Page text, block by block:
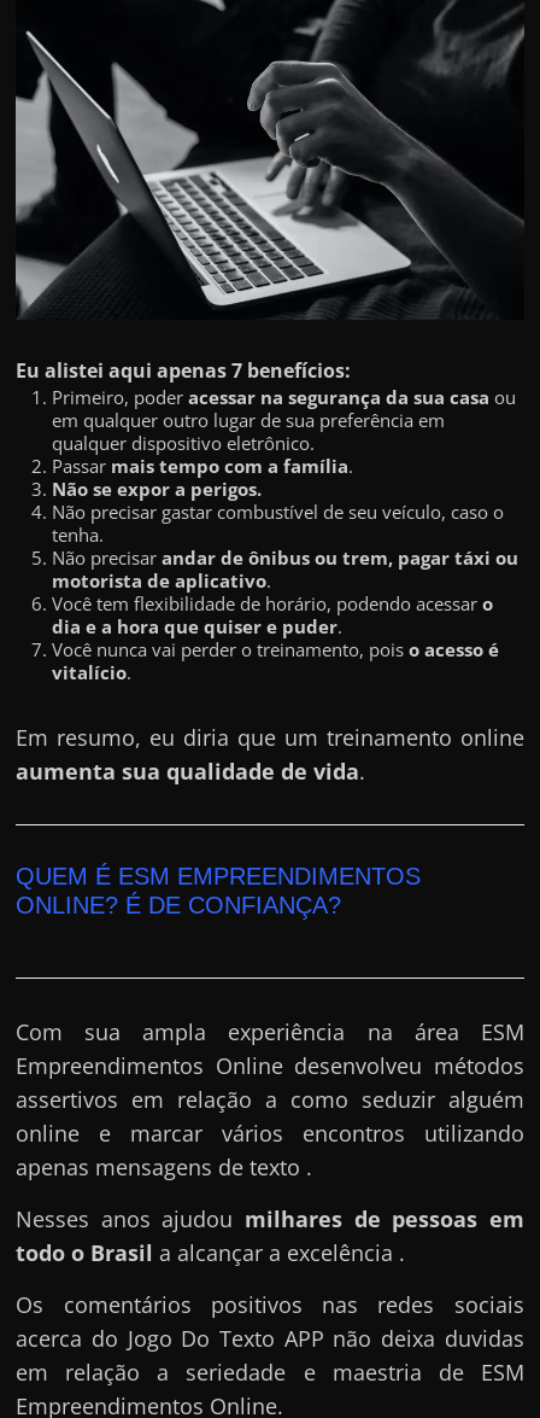
n
o
m
a
n
a
a
i
e
r
e
?
M
a
s
c
o
m
?
🤔
Eu alistei aqui apenas 7 benefícios:
Primeiro, poderacessar na segurança da sua casa ou
em qualquer outro lugar de sua preferência em
qualquer dispositivo eletrônico.
Passar mais tempo com a família.
Não se expor a perigos.
Não precisar gastar combustível de seu veículo, caso o
tenha.
Não precisarandar de ônibus ou trem, pagar táxi ou
motorista de aplicativo.
Você tem flexibilidade de horário, podendo acessaro
dia e a hora que quiser e puder.
Você nunca vai perder o treinamento, poiso acesso é
vitalício.
Em resumo, eu diria que um treinamento online
aumenta sua qualidade de vida.
QUEM É ESM EMPREENDIMENTOS
ONLINE? É DE CONFIANÇA?
Com sua ampla experiência na área ESM
Empreendimentos Online desenvolveu métodos
assertivos em relação a como seduzir alguém
online e marcar vários encontros utilizando
apenas mensagens de texto .
Nesses anos ajudou milhares de pessoas em
todo o Brasil a alcançar a excelência .
Os comentários positivos nas redes sociais
acerca do Jogo Do Texto APP não deixa duvidas
em relação a seriedade e maestria de ESM
Empreendimentos Online.